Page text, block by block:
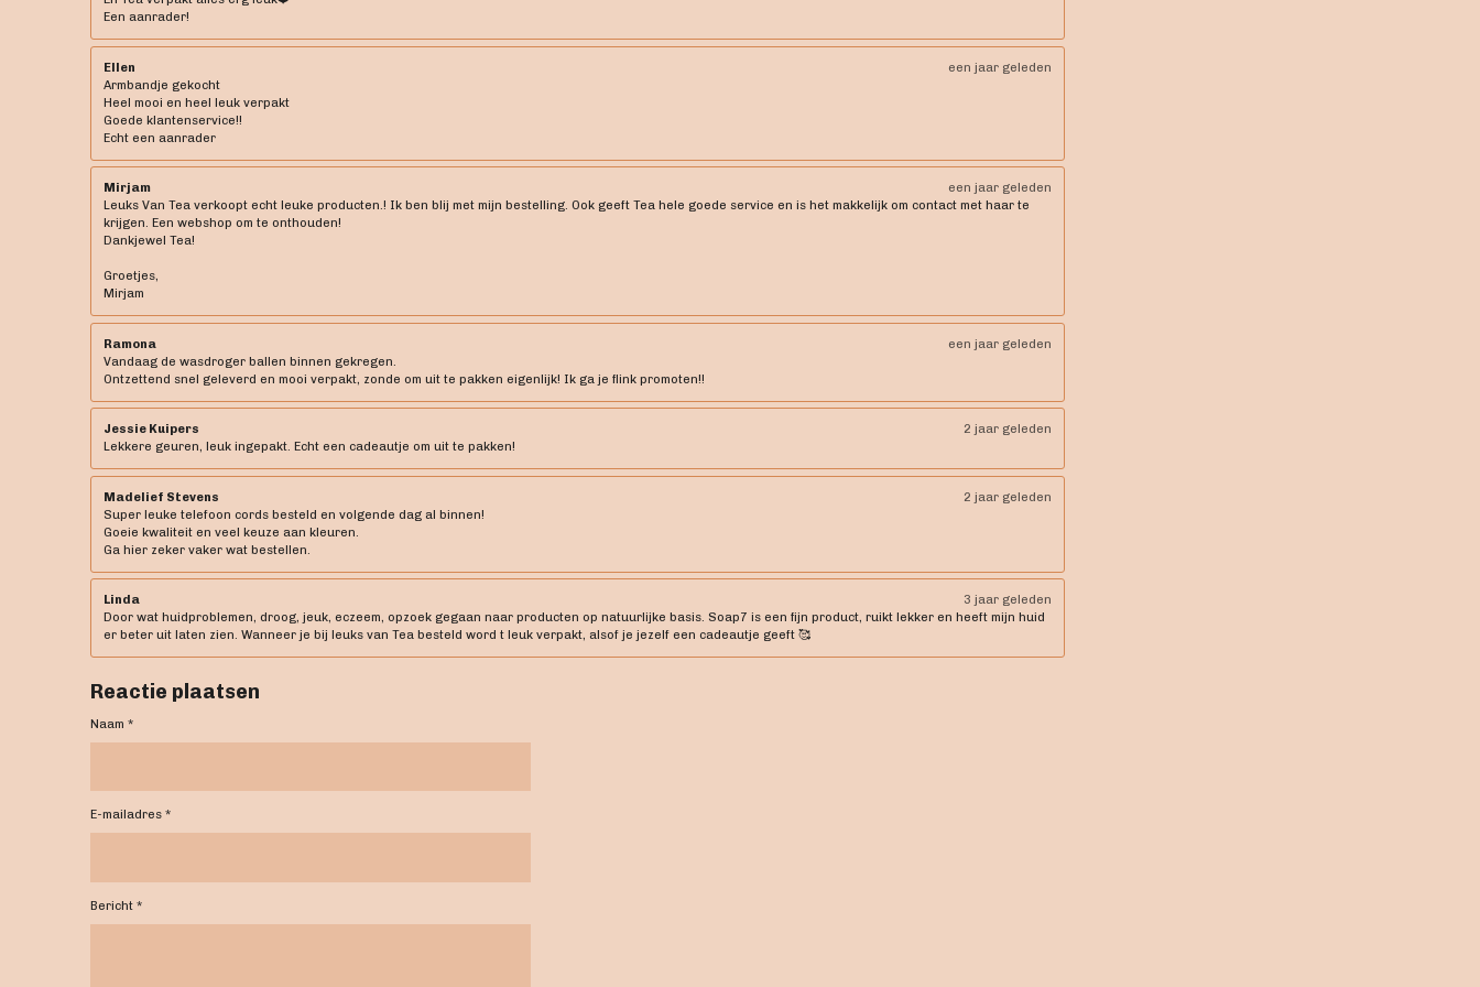
Een aanrader!
Ellen
een jaar geleden
Armbandje gekocht
Heel mooi en heel leuk verpakt
Goede klantenservice!!
Echt een aanrader
Mirjam
een jaar geleden
Leuks Van Tea verkoopt echt leuke producten.! Ik ben blij met mijn bestelling. Ook geeft Tea hele goede service en is het makkelijk om contact met haar te
krijgen. Een webshop om te onthouden!
Dankjewel Tea!
Groetjes,
Mirjam
Ramona
een jaar geleden
Vandaag de wasdroger ballen binnen gekregen.
Ontzettend snel geleverd en mooi verpakt, zonde om uit te pakken eigenlijk! Ik ga je flink promoten!!
Jessie Kuipers
2 jaar geleden
Lekkere geuren, leuk ingepakt. Echt een cadeautje om uit te pakken!
Madelief Stevens
2 jaar geleden
Super leuke telefoon cords besteld en volgende dag al binnen!
Goeie kwaliteit en veel keuze aan kleuren.
Ga hier zeker vaker wat bestellen.
Linda
3 jaar geleden
Door wat huidproblemen, droog, jeuk, eczeem, opzoek gegaan naar producten op natuurlijke basis. Soap7 is een fijn product, ruikt lekker en heeft mijn huid
er beter uit laten zien. Wanneer je bij leuks van Tea besteld word t leuk verpakt, alsof je jezelf een cadeautje geeft 🥰
Reactie plaatsen
Naam *
E-mailadres *
Bericht *